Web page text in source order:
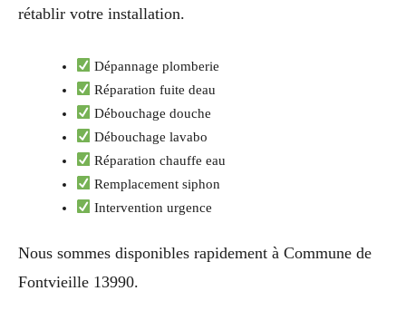
rétablir votre installation.
Dépannage plomberie
Réparation fuite deau
Débouchage douche
Débouchage lavabo
Réparation chauffe eau
Remplacement siphon
Intervention urgence
Nous sommes disponibles rapidement à Commune de
Fontvieille 13990.